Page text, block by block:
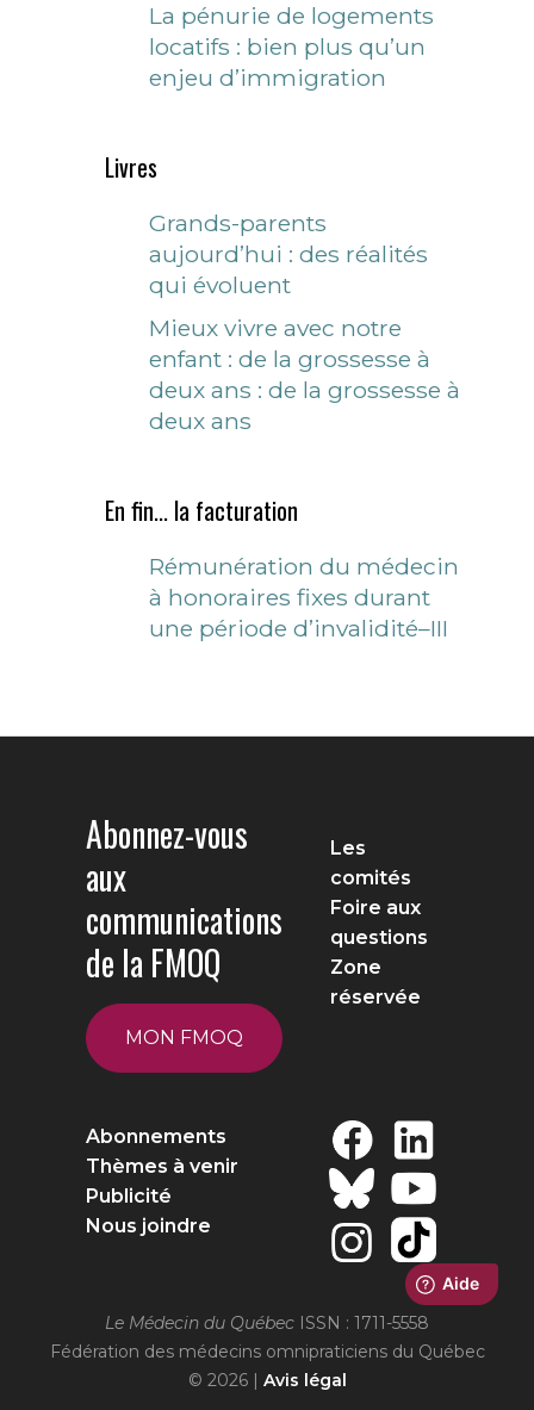
La pénurie de logements
locatifs : bien plus qu’un
enjeu d’immigration
Livres
Grands-parents
aujourd’hui : des réalités
qui évoluent
Mieux vivre avec notre
enfant : de la grossesse à
deux ans : de la grossesse à
deux ans
En fin... la facturation
Rémunération du médecin
à honoraires fixes durant
une période d’invalidité–III
Abonnez-vous
aux
communications
de la FMOQ
MON FMOQ
Les
comités
Foire aux
questions
Zone
réservée
Abonnements
Thèmes à venir
Publicité
Nous joindre
Le Médecin du Québec ISSN : 1711-5558
Fédération des médecins omnipraticiens du Québec
© 2026 | Avis légal